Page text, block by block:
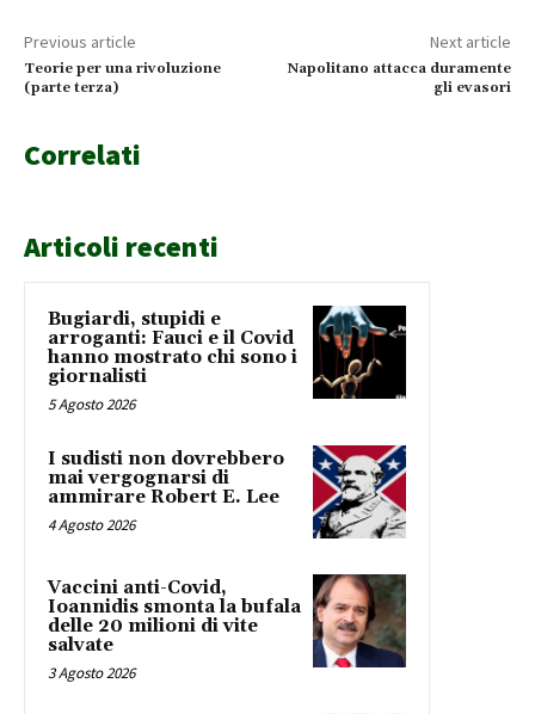
Previous article
Teorie per una rivoluzione
(parte terza)
Next article
Napolitano attacca duramente
gli evasori
Correlati
Articoli recenti
Bugiardi, stupidi e
arroganti: Fauci e il Covid
hanno mostrato chi sono i
giornalisti
5 Agosto 2026
I sudisti non dovrebbero
mai vergognarsi di
ammirare Robert E. Lee
4 Agosto 2026
Vaccini anti-Covid,
Ioannidis smonta la bufala
delle 20 milioni di vite
salvate
3 Agosto 2026